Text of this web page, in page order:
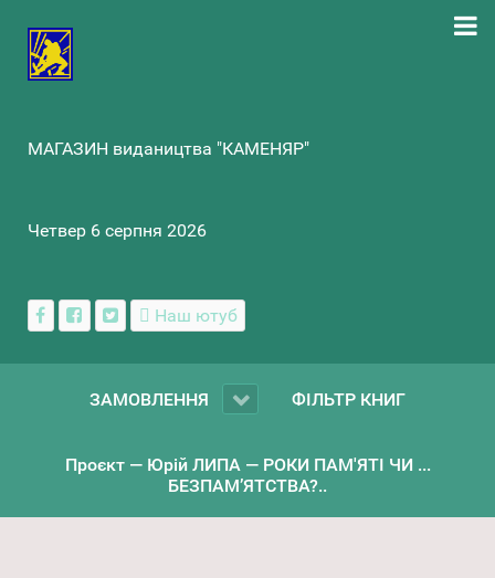
МАГАЗИН видаництва "КАМЕНЯР"
Четвер 6 серпня 2026
Наш ютуб
ЗАМОВЛЕННЯ ФІЛЬТР КНИГ
Проєкт — Юрій ЛИПА — РОКИ ПАМ'ЯТІ ЧИ ...
БЕЗПАМ’ЯТСТВА?..